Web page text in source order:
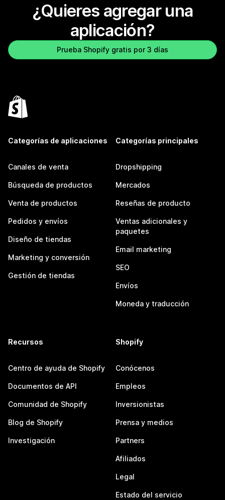
¿Quieres agregar una
aplicación?
Prueba Shopify gratis por 3 días
Categorías de aplicaciones
Canales de venta
Búsqueda de productos
Venta de productos
Pedidos y envíos
Diseño de tiendas
Marketing y conversión
Gestión de tiendas
Categorías principales
Dropshipping
Mercados
Reseñas de producto
Ventas adicionales y
paquetes
Email marketing
SEO
Envíos
Moneda y traducción
Recursos
Centro de ayuda de Shopify
Documentos de API
Comunidad de Shopify
Blog de Shopify
Investigación
Shopify
Conócenos
Empleos
Inversionistas
Prensa y medios
Partners
Afiliados
Legal
Estado del servicio